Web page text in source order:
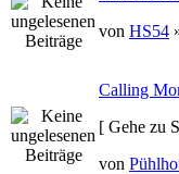
von HS54
Calling
[ Gehe zu
von